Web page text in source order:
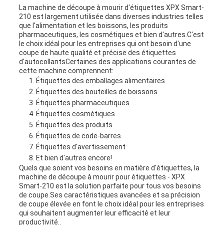
La machine de découpe à mourir d'étiquettes XPX Smart-
210 est largement utilisée dans diverses industries telles
que l'alimentation et les boissons, les produits
pharmaceutiques, les cosmétiques et bien d'autres.C'est
le choix idéal pour les entreprises qui ont besoin d'une
coupe de haute qualité et précise des étiquettes
d'autocollantsCertaines des applications courantes de
cette machine comprennent:
Étiquettes des emballages alimentaires
Étiquettes des bouteilles de boissons
Étiquettes pharmaceutiques
Étiquettes cosmétiques
Étiquettes des produits
Étiquettes de code-barres
Étiquettes d'avertissement
Et bien d'autres encore!
Quels que soient vos besoins en matière d'étiquettes, la
machine de découpe à mourir pour étiquettes - XPX
Smart-210 est la solution parfaite pour tous vos besoins
de coupe.Ses caractéristiques avancées et sa précision
de coupe élevée en font le choix idéal pour les entreprises
qui souhaitent augmenter leur efficacité et leur
productivité..